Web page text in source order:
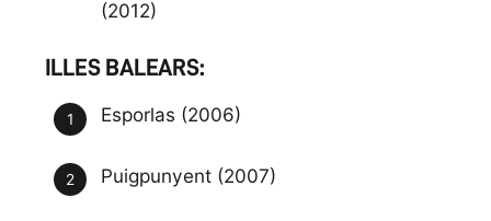
(2012)
ILLES BALEARS:
Esporlas (2006)
Puigpunyent (2007)